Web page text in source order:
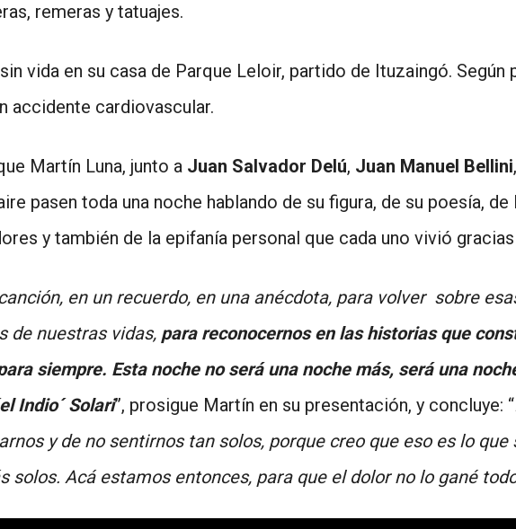
remeras y tatuajes.
vida en su casa de Parque Leloir, partido de Ituzaingó. Según
accidente cardiovascular.
Martín Luna, junto a Juan Salvador Delú, Juan Manuel Bellini,
pasen toda una noche hablando de su figura, de su poesía, de
y también de la epifanía personal que cada uno vivió
en un recuerdo, en una anécdota, para volver sobre
de nuestras vidas, para reconocernos en las historias que
siempre. Esta noche no será una noche más, será una
Indio´ Solari”, prosigue Martín en su presentación, y concluye: “
y de no sentirnos tan solos, porque creo que eso es lo que
solos. Acá estamos entonces, para que el dolor no lo gané